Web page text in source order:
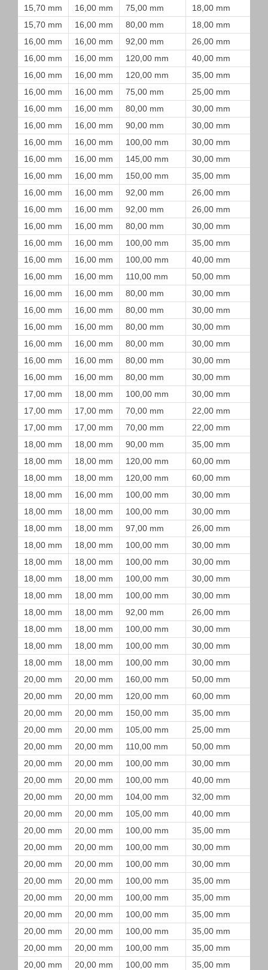
15,70 mm 16,00 mm 75,00 mm
18,00 mm
15,70 mm
16,00 mm 80,00 mm
18,00 mm
16,00 mm
16,00 mm 92,00 mm
26,00 mm
16,00 mm
16,00 mm 120,00 mm
40,00 mm
16,00 mm
16,00 mm 120,00 mm
35,00 mm
16,00 mm
16,00 mm 75,00 mm
25,00 mm
16,00 mm
16,00 mm 80,00 mm
30,00 mm
16,00 mm
16,00 mm 90,00 mm
30,00 mm
16,00 mm
16,00 mm 100,00 mm
30,00 mm
16,00 mm
16,00 mm 145,00 mm
30,00 mm
16,00 mm
16,00 mm 150,00 mm
35,00 mm
16,00 mm
16,00 mm 92,00 mm
26,00 mm
16,00 mm
16,00 mm 92,00 mm
26,00 mm
16,00 mm
16,00 mm 80,00 mm
30,00 mm
16,00 mm
16,00 mm 100,00 mm
35,00 mm
16,00 mm
16,00 mm 100,00 mm
40,00 mm
16,00 mm
16,00 mm 110,00 mm
50,00 mm
16,00 mm
16,00 mm 80,00 mm
30,00 mm
16,00 mm
16,00 mm 80,00 mm
30,00 mm
16,00 mm
16,00 mm 80,00 mm
30,00 mm
16,00 mm
16,00 mm 80,00 mm
30,00 mm
16,00 mm
16,00 mm 80,00 mm
30,00 mm
16,00 mm
16,00 mm 80,00 mm
30,00 mm
17,00 mm
18,00 mm 100,00 mm
30,00 mm
17,00 mm
17,00 mm 70,00 mm
22,00 mm
17,00 mm
17,00 mm 70,00 mm
22,00 mm
18,00 mm
18,00 mm 90,00 mm
35,00 mm
18,00 mm
18,00 mm 120,00 mm
60,00 mm
18,00 mm
18,00 mm 120,00 mm
60,00 mm
18,00 mm
16,00 mm 100,00 mm
30,00 mm
18,00 mm
18,00 mm 100,00 mm
30,00 mm
18,00 mm
18,00 mm 97,00 mm
26,00 mm
18,00 mm
18,00 mm 100,00 mm
30,00 mm
18,00 mm
18,00 mm 100,00 mm
30,00 mm
18,00 mm
18,00 mm 100,00 mm
30,00 mm
18,00 mm
18,00 mm 100,00 mm
30,00 mm
18,00 mm
18,00 mm 92,00 mm
26,00 mm
18,00 mm
18,00 mm 100,00 mm
30,00 mm
18,00 mm
18,00 mm 100,00 mm
30,00 mm
18,00 mm
18,00 mm 100,00 mm
30,00 mm
20,00 mm
20,00 mm 160,00 mm
50,00 mm
20,00 mm
20,00 mm 120,00 mm
60,00 mm
20,00 mm
20,00 mm 150,00 mm
35,00 mm
20,00 mm
20,00 mm 105,00 mm
25,00 mm
20,00 mm
20,00 mm 110,00 mm
50,00 mm
20,00 mm
20,00 mm 100,00 mm
30,00 mm
20,00 mm
20,00 mm 100,00 mm
40,00 mm
20,00 mm
20,00 mm 104,00 mm
32,00 mm
20,00 mm
20,00 mm 105,00 mm
40,00 mm
20,00 mm
20,00 mm 100,00 mm
35,00 mm
20,00 mm
20,00 mm 100,00 mm
30,00 mm
20,00 mm
20,00 mm 100,00 mm
30,00 mm
20,00 mm
20,00 mm 100,00 mm
35,00 mm
20,00 mm
20,00 mm 100,00 mm
35,00 mm
20,00 mm
20,00 mm 100,00 mm
35,00 mm
20,00 mm
20,00 mm 100,00 mm
35,00 mm
20,00 mm
20,00 mm 100,00 mm
35,00 mm
20,00 mm
20,00 mm 100,00 mm
35,00 mm